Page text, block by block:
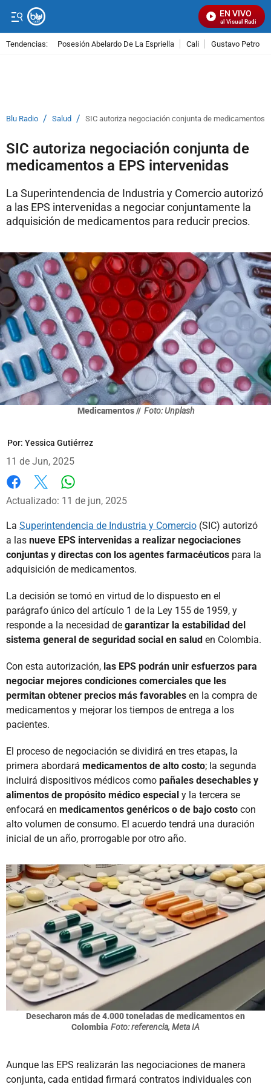
EN VIVO
Señal Visual Radio
Tendencias: Posesión Abelardo De La Espriella Cali Gustavo Petro
Blu Radio / Salud / SIC autoriza negociación conjunta de medicamentos
SIC autoriza negociación conjunta de
medicamentos a EPS intervenidas
La Superintendencia de Industria y Comercio autorizó
a las EPS intervenidas a negociar conjuntamente la
adquisición de medicamentos para reducir precios.
Medicamentos // Foto: Unplash
Por: Yessica Gutiérrez
11 de Jun, 2025
Facebook
X
Actualizado: 11 de jun, 2025
La Superintendencia de Industria y Comercio (SIC) autorizó
a las nueve EPS intervenidas a realizar negociaciones
conjuntas y directas con los agentes farmacéuticos para la
adquisición de medicamentos.
La decisión se tomó en virtud de lo dispuesto en el
parágrafo único del artículo 1 de la Ley 155 de 1959, y
responde a la necesidad de garantizar la estabilidad del
sistema general de seguridad social en salud en Colombia.
Con esta autorización, las EPS podrán unir esfuerzos para
negociar mejores condiciones comerciales que les
permitan obtener precios más favorables en la compra de
medicamentos y mejorar los tiempos de entrega a los
pacientes.
El proceso de negociación se dividirá en tres etapas, la
primera abordará medicamentos de alto costo; la segunda
incluirá dispositivos médicos como pañales desechables y
alimentos de propósito médico especial y la tercera se
enfocará en medicamentos genéricos o de bajo costo con
alto volumen de consumo. El acuerdo tendrá una duración
inicial de un año, prorrogable por otro año.
Desecharon más de 4.000 toneladas de medicamentos en
Colombia Foto: referencia, Meta IA
Aunque las EPS realizarán las negociaciones de manera
conjunta, cada entidad firmará contratos individuales con